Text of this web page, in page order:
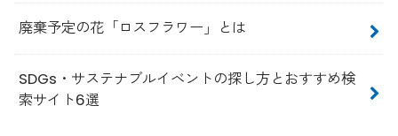
廃棄予定の花「ロスフラワー」とは
SDGs・サステナブルイベントの探し方とおすすめ検
索サイト6選